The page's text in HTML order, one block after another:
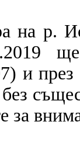
на р.
ще
и
за